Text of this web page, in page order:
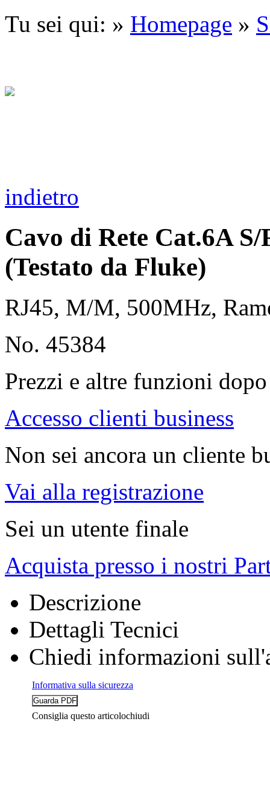
Tu sei qui: » Homepage »
indietro
Cavo di Rete Cat.6A
(Testato da Fluke)
RJ45, M/M, 500MHz,
No. 45384
Prezzi e altre funzioni
Accesso clienti business
Non sei ancora un cliente
Vai alla registrazione
Sei un utente finale
Acquista presso i nostri
Descrizione
Dettagli Tecnici
Chiedi informazioni
Informativa sulla sicurezza
Consiglia questo articolochiudi